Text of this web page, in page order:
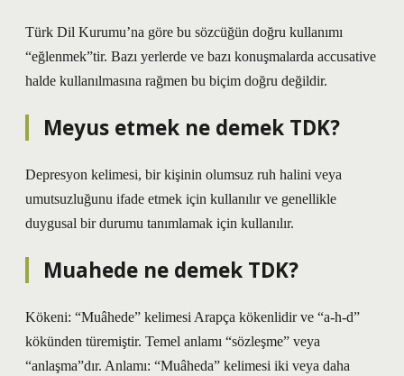
Türk Dil Kurumu’na göre bu sözcüğün doğru kullanımı
“eğlenmek”tir. Bazı yerlerde ve bazı konuşmalarda accusative
halde kullanılmasına rağmen bu biçim doğru değildir.
Meyus etmek ne demek TDK?
Depresyon kelimesi, bir kişinin olumsuz ruh halini veya
umutsuzluğunu ifade etmek için kullanılır ve genellikle
duygusal bir durumu tanımlamak için kullanılır.
Muahede ne demek TDK?
Kökeni: “Muâhede” kelimesi Arapça kökenlidir ve “a-h-d”
kökünden türemiştir. Temel anlamı “sözleşme” veya
“anlaşma”dır. Anlamı: “Muâheda” kelimesi iki veya daha